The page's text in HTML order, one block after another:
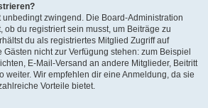
unbedingt zwingend. Die Board-Administration
ob du registriert sein musst, um Beiträge zu
du als registriertes Mitglied Zugriff auf
nicht zur Verfügung stehen: zum Beispiel
E-Mail-Versand an andere Mitglieder, Beitritt
weiter. Wir empfehlen dir eine Anmeldung, da sie
Vorteile bietet.